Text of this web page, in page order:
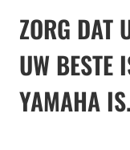
ZORG DAT
UW BESTE
YAMAHA IS.